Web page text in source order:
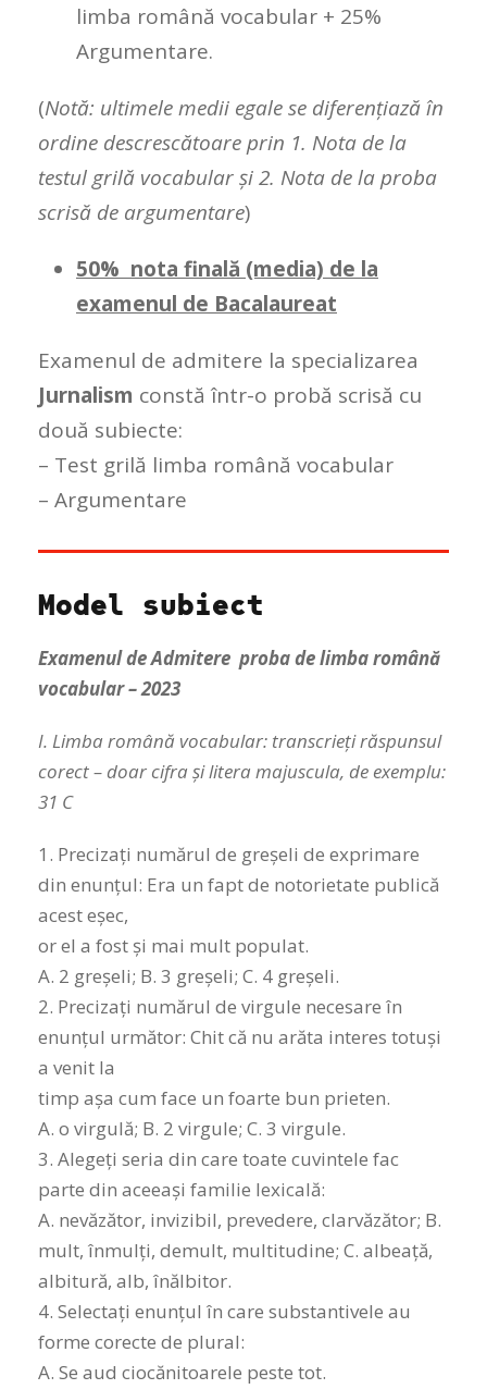
limba română vocabular + 25%
Argumentare.
(Notă: ultimele medii egale se diferențiază în
ordine descrescătoare prin 1. Nota de la
testul grilă vocabular și 2. Nota de la proba
scrisă de argumentare)
50% nota finală (media) de la
examenul de Bacalaureat
Examenul de admitere la specializarea
Jurnalism constă într-o probă scrisă cu
două subiecte:
– Test grilă limba română vocabular
– Argumentare
Model subiect
Examenul de Admitere proba de limba română
vocabular – 2023
I. Limba română vocabular: transcrieți răspunsul
corect – doar cifra și litera majuscula, de exemplu:
31 C
1. Precizați numărul de greșeli de exprimare
din enunțul: Era un fapt de notorietate publică
acest eșec,
or el a fost și mai mult populat.
A. 2 greșeli; B. 3 greșeli; C. 4 greșeli.
2. Precizați numărul de virgule necesare în
enunțul următor: Chit că nu arăta interes totuși
a venit la
timp așa cum face un foarte bun prieten.
A. o virgulă; B. 2 virgule; C. 3 virgule.
3. Alegeţi seria din care toate cuvintele fac
parte din aceeaşi familie lexicală:
A. nevăzător, invizibil, prevedere, clarvăzător; B.
mult, înmulţi, demult, multitudine; C. albeață,
albitură, alb, înălbitor.
4. Selectați enunțul în care substantivele au
forme corecte de plural:
A. Se aud ciocănitoarele peste tot.